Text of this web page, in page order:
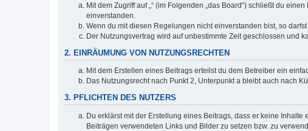
Mit dem Zugriff auf „“ (im Folgenden „das Board“) schließt du
einverstanden.
Wenn du mit diesen Regelungen nicht einverstanden bist, so
Der Nutzungsvertrag wird auf unbestimmte Zeit geschlossen und
2. EINRÄUMUNG VON NUTZUNGSRECHTEN
Mit dem Erstellen eines Beitrags erteilst du dem Betreiber ein
Das Nutzungsrecht nach Punkt 2, Unterpunkt a bleibt auch nach
3. PFLICHTEN DES NUTZERS
Du erklärst mit der Erstellung eines Beitrags, dass er keine
Beiträgen verwendeten Links und Bilder zu setzen bzw. zu